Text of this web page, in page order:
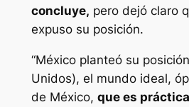
concluye, pero dejó claro
expuso su posición.
“México planteó su
Unidos), el mundo ideal,
de México, que es